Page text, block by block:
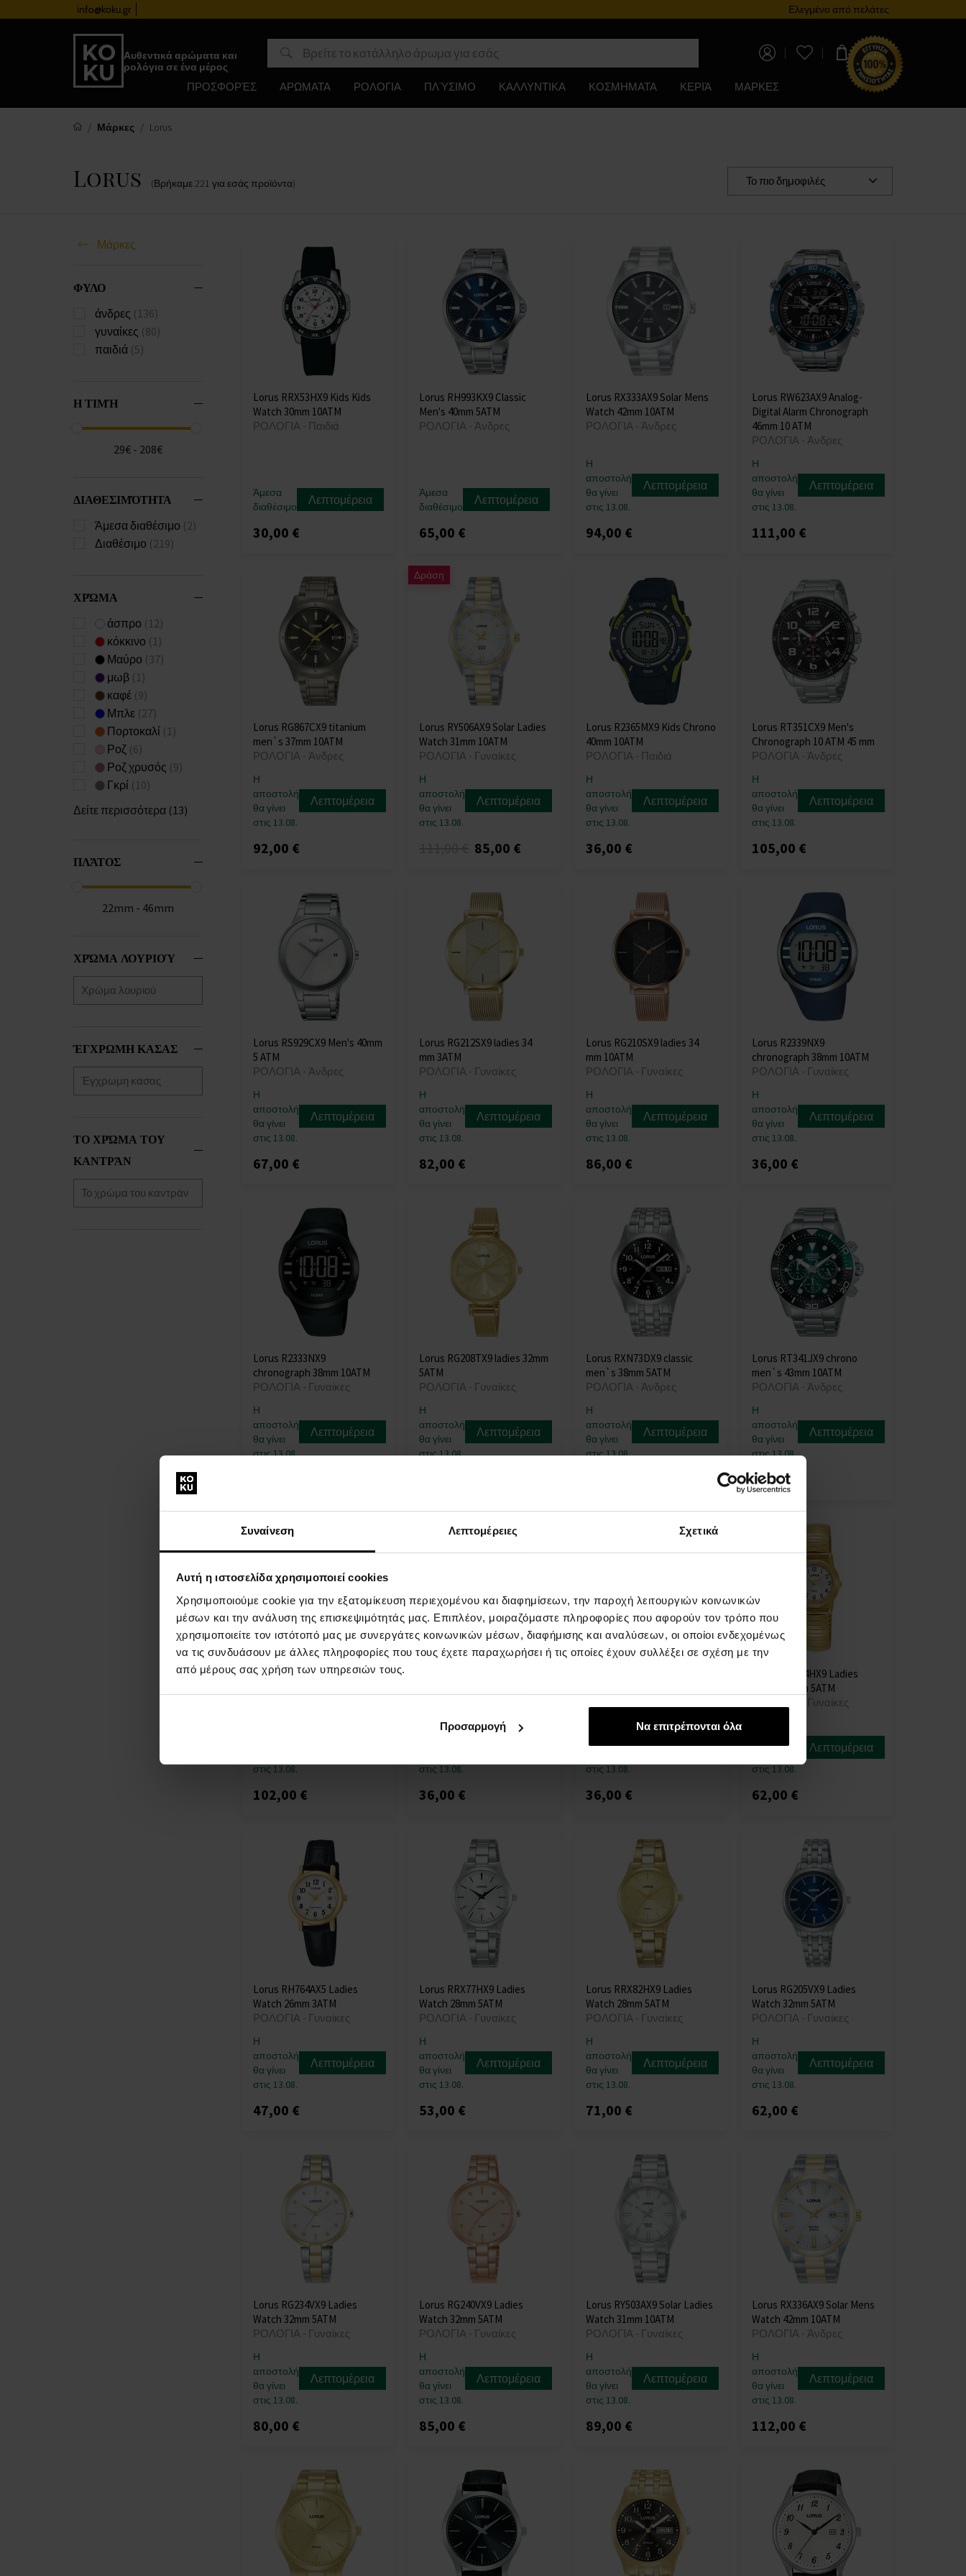
Συναίνεση Λεπτομέρειες Σχετικά
Αυτή η ιστοσελίδα χρησιμοποιεί cookies
Χρησιμοποιούμε cookie για την εξατομίκευση περιεχομένου και διαφημίσεων, την παροχή λειτουργιών κοινωνικών
μέσων και την ανάλυση της επισκεψιμότητάς μας. Επιπλέον, μοιραζόμαστε πληροφορίες που αφορούν τον τρόπο που
χρησιμοποιείτε τον ιστότοπό μας με συνεργάτες κοινωνικών μέσων, διαφήμισης και αναλύσεων, οι οποίοι ενδεχομένως
να τις συνδυάσουν με άλλες πληροφορίες που τους έχετε παραχωρήσει ή τις οποίες έχουν συλλέξει σε σχέση με την
από μέρους σας χρήση των υπηρεσιών τους.
Προσαρμογή Να επιτρέπονται όλα
info@koku.gr Πρόγραμμα επιβράβευσηςΕλεγμένο από πελάτες
Αυθεντικά αρώματα και
ρολόγια σε ένα μέρος
0,00 €
ΠΡΟΣΦΟΡΈΣ ΑΡΩΜΑΤΑ ΡΟΛΟΓΙΑ ΠΛΎΣΙΜΟ ΚΑΛΛΥΝΤΙΚΑ ΚΟΣΜΗΜΑΤΑ ΚΕΡΙΆ ΜΑΡΚΕΣ
Μάρκες Lorus
Lorus (Βρήκαμε 221 για εσάς προϊόντα) Το πιο δημοφιλές
Μάρκες
ΦΥΛΟ
άνδρες (136)
γυναίκες (80)
παιδιά (5)
Η ΤΙΜΉ
29€ - 208€
ΔΙΑΘΕΣΙΜΌΤΗΤΑ
Άμεσα διαθέσιμο (2)
Διαθέσιμο (219)
ΧΡΏΜΑ
άσπρο (12)
κόκκινο (1)
Μαύρο (37)
μωβ (1)
καφέ (9)
Μπλε (27)
Πορτοκαλί (1)
Ροζ (6)
Ροζ χρυσός (9)
Γκρί (10)
Δείτε περισσότερα (13)
ΠΛΆΤΟΣ
22mm - 46mm
ΧΡΏΜΑ ΛΟΥΡΙΟΎ
ΈΓΧΡΩΜΗ ΚΑΣΑΣ
ΤΟ ΧΡΏΜΑ ΤΟΥ
ΚΑΝΤΡΆΝ
Lorus RRX53HX9 Kids Kids
Watch 30mm 10ATM
ΡΟΛΟΓΙΑ - Παιδιά
Άμεσα
διαθέσιμο
Λεπτομέρεια
30,00 €
Lorus RH993KX9 Classic
Men's 40mm 5ATM
ΡΟΛΟΓΙΑ - Άνδρες
Άμεσα
διαθέσιμο
Λεπτομέρεια
65,00 €
Lorus RX333AX9 Solar Mens
Watch 42mm 10ATM
ΡΟΛΟΓΙΑ - Άνδρες
Η
αποστολή
θα γίνει
στις 13.08.
Λεπτομέρεια
94,00 €
Lorus RW623AX9 Analog-
Digital Alarm Chronograph
46mm 10 ATM
ΡΟΛΟΓΙΑ - Άνδρες
Η
αποστολή
θα γίνει
στις 13.08.
Λεπτομέρεια
111,00 €
Lorus RG867CX9 titanium
men`s 37mm 10ATM
ΡΟΛΟΓΙΑ - Άνδρες
Η
αποστολή
θα γίνει
στις 13.08.
Λεπτομέρεια
92,00 €
Δράση
Lorus RY506AX9 Solar Ladies
Watch 31mm 10ATM
ΡΟΛΟΓΙΑ - Γυναίκες
Η
αποστολή
θα γίνει
στις 13.08.
Λεπτομέρεια
85,00 €
Lorus R2365MX9 Kids Chrono
40mm 10ATM
ΡΟΛΟΓΙΑ - Παιδιά
Η
αποστολή
θα γίνει
στις 13.08.
Λεπτομέρεια
36,00 €
Lorus RT351CX9 Men's
Chronograph 10 ATM 45 mm
ΡΟΛΟΓΙΑ - Άνδρες
Η
αποστολή
θα γίνει
στις 13.08.
Λεπτομέρεια
105,00 €
Lorus RS929CX9 Men's 40mm
5 ATM
ΡΟΛΟΓΙΑ - Άνδρες
Η
αποστολή
θα γίνει
στις 13.08.
Λεπτομέρεια
67,00 €
Lorus RG212SX9 ladies 34
mm 3ATM
ΡΟΛΟΓΙΑ - Γυναίκες
Η
αποστολή
θα γίνει
στις 13.08.
Λεπτομέρεια
82,00 €
Lorus RG210SX9 ladies 34
mm 10ATM
ΡΟΛΟΓΙΑ - Γυναίκες
Η
αποστολή
θα γίνει
στις 13.08.
Λεπτομέρεια
86,00 €
Lorus R2339NX9
chronograph 38mm 10ATM
ΡΟΛΟΓΙΑ - Γυναίκες
Η
αποστολή
θα γίνει
στις 13.08.
Λεπτομέρεια
36,00 €
Lorus R2333NX9
chronograph 38mm 10ATM
ΡΟΛΟΓΙΑ - Γυναίκες
Η
αποστολή
θα γίνει
στις 13.08.
Λεπτομέρεια
Lorus RG208TX9 ladies 32mm
5ATM
ΡΟΛΟΓΙΑ - Γυναίκες
Η
αποστολή
θα γίνει
στις 13.08.
Λεπτομέρεια
Lorus RXN73DX9 classic
men`s 38mm 5ATM
ΡΟΛΟΓΙΑ - Άνδρες
Η
αποστολή
θα γίνει
στις 13.08.
Λεπτομέρεια
Lorus RT341JX9 chrono
men`s 43mm 10ATM
ΡΟΛΟΓΙΑ - Άνδρες
Η
αποστολή
θα γίνει
στις 13.08.
Λεπτομέρεια
102,00 €
Lorus RT343JX9 chrono
στις 13.08.
102,00 €
στις 13.08.
36,00 €
στις 13.08.
Λεπτομέρεια
36,00 €
Lorus RRX34HX9 Ladies
Watch 24mm 5ATM
ΡΟΛΟΓΙΑ - Γυναίκες
στις 13.08.
Λεπτομέρεια
62,00 €
Lorus RH764AX5 Ladies
Watch 26mm 3ATM
ΡΟΛΟΓΙΑ - Γυναίκες
Η
αποστολή
θα γίνει
στις 13.08.
Λεπτομέρεια
47,00 €
Lorus RRX77HX9 Ladies
Watch 28mm 5ATM
ΡΟΛΟΓΙΑ - Γυναίκες
Η
αποστολή
θα γίνει
στις 13.08.
Λεπτομέρεια
53,00 €
Lorus RRX82HX9 Ladies
Watch 28mm 5ATM
ΡΟΛΟΓΙΑ - Γυναίκες
Η
αποστολή
θα γίνει
στις 13.08.
Λεπτομέρεια
71,00 €
Lorus RG205VX9 Ladies
Watch 32mm 5ATM
ΡΟΛΟΓΙΑ - Γυναίκες
Η
αποστολή
θα γίνει
στις 13.08.
Λεπτομέρεια
62,00 €
Lorus RG234VX9 Ladies
Watch 32mm 5ATM
ΡΟΛΟΓΙΑ - Γυναίκες
Η
αποστολή
θα γίνει
στις 13.08.
Λεπτομέρεια
80,00 €
Lorus RG240VX9 Ladies
Watch 32mm 5ATM
ΡΟΛΟΓΙΑ - Γυναίκες
Η
αποστολή
θα γίνει
στις 13.08.
Λεπτομέρεια
85,00 €
Lorus RY503AX9 Solar Ladies
Watch 31mm 10ATM
ΡΟΛΟΓΙΑ - Γυναίκες
Η
αποστολή
θα γίνει
στις 13.08.
Λεπτομέρεια
89,00 €
Lorus RX336AX9 Solar Mens
Watch 42mm 10ATM
ΡΟΛΟΓΙΑ - Άνδρες
Η
αποστολή
θα γίνει
στις 13.08.
Λεπτομέρεια
112,00 €